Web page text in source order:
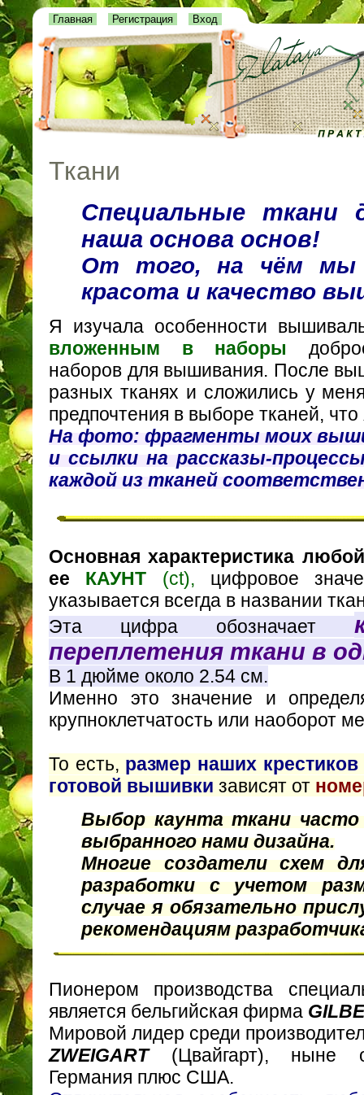
Главная Регистрация Вход
Ткани
Специальные
наша основа основ!
От того, на чём мы
красота и качество
Я изучала особенности
вложенным в наборы
наборов для вышивания. После
разных тканях и сложились у
предпочтения в выборе тканей,
На фото: фрагменты моих
и ссылки на рассказы-
каждой из тканей
Основная характеристика
ее КАУНТ (ct), цифровое
указывается всегда в названии
Эта цифра обозначает
переплетения ткани в
В 1 дюйме около 2.54 см.
Именно это значение и
крупноклетчатость или наоборот
То есть, размер наших крестиков
готовой вышивки зависят от
Выбор каунта ткани
выбранного нами дизайна.
Многие создатели схем
разработки с учетом
случае я обязательно
рекомендациям
Пионером производства
является бельгийская фирма
Мировой лидер среди
ZWEIGART(Цвайгарт), ныне
Германия плюс США.